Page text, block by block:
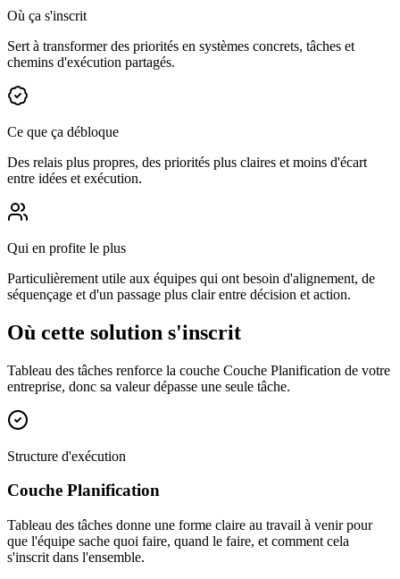
Où ça s'inscrit
Sert à transformer des priorités en systèmes concrets, tâches et
chemins d'exécution partagés.
Ce que ça débloque
Des relais plus propres, des priorités plus claires et moins d'écart
entre idées et exécution.
Qui en profite le plus
Particulièrement utile aux équipes qui ont besoin d'alignement, de
séquençage et d'un passage plus clair entre décision et action.
Où cette solution s'inscrit
Tableau des tâches renforce la couche Couche Planification de votre
entreprise, donc sa valeur dépasse une seule tâche.
Structure d'exécution
Couche Planification
Tableau des tâches donne une forme claire au travail à venir pour
que l'équipe sache quoi faire, quand le faire, et comment cela
s'inscrit dans l'ensemble.